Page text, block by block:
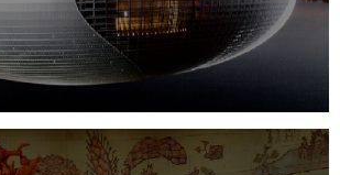
剧院 智慧展馆 展馆网站建设